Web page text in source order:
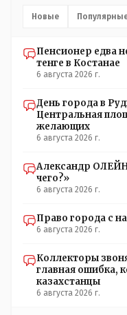
Новые
Пенсионер едва
тенге в Костанае
6 августа 2026 г.
День города в
Центральная
желающих
6 августа 2026 г.
Александр
чего?»
6 августа 2026 г.
Право города с
6 августа 2026 г.
Коллекторы
главная ошибка,
казахстанцы
6 августа 2026 г.